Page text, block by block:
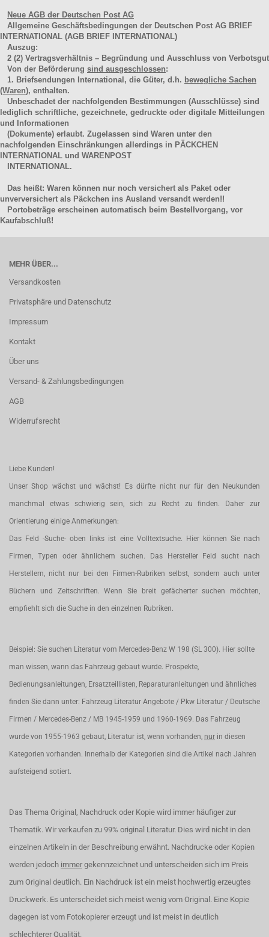
Neue AGB der Deutschen Post AG
Allgemeine Geschäftsbedingungen der Deutschen Post AG BRIEF
INTERNATIONAL (AGB BRIEF INTERNATIONAL)
Auszug:
2 (2) Vertragsverhältnis – Begründung und Ausschluss von Verbotsgut
Von der Beförderung sind ausgeschlossen:
1. Briefsendungen International, die Güter, d.h. bewegliche Sachen
(Waren), enthalten.
Unbeschadet der nachfolgenden Bestimmungen (Ausschlüsse) sind
lediglich schriftliche, gezeichnete, gedruckte oder digitale Mitteilungen
und Informationen
(Dokumente) erlaubt. Zugelassen sind Waren unter den
nachfolgenden Einschränkungen allerdings in PÄCKCHEN
INTERNATIONAL und WARENPOST
INTERNATIONAL.
Das heißt: Waren können nur noch versichert als Paket oder
unverversichert als Päckchen ins Ausland versandt werden!!
Portobeträge erscheinen automatisch beim Bestellvorgang, vor
Kaufabschluß!
MEHR ÜBER...
Versandkosten
Privatsphäre und Datenschutz
Impressum
Kontakt
Über uns
Versand- & Zahlungsbedingungen
AGB
Widerrufsrecht
Liebe Kunden!
Unser Shop wächst und wächst! Es dürfte nicht nur für den Neukunden
manchmal etwas schwierig sein, sich zu Recht zu finden. Daher zur
Orientierung einige Anmerkungen:
Das Feld -Suche- oben links ist eine Volltextsuche. Hier können Sie nach
Firmen, Typen oder ähnlichem suchen. Das Hersteller Feld sucht nach
Herstellern, nicht nur bei den Firmen-Rubriken selbst, sondern auch unter
Büchern und Zeitschriften. Wenn Sie breit gefächerter suchen möchten,
empfiehlt sich die Suche in den einzelnen Rubriken.
Beispiel: Sie suchen Literatur vom Mercedes-Benz W 198 (SL 300). Hier sollte
man wissen, wann das Fahrzeug gebaut wurde. Prospekte,
Bedienungsanleitungen, Ersatzteillisten, Reparaturanleitungen und ähnliches
finden Sie dann unter: Fahrzeug Literatur Angebote / Pkw Literatur / Deutsche
Firmen / Mercedes-Benz / MB 1945-1959 und 1960-1969. Das Fahrzeug
wurde von 1955-1963 gebaut, Literatur ist, wenn vorhanden, nur in diesen
Kategorien vorhanden. Innerhalb der Kategorien sind die Artikel nach Jahren
aufsteigend sotiert.
Das Thema Original, Nachdruck oder Kopie wird immer häufiger zur
Thematik. Wir verkaufen zu 99% original Literatur. Dies wird nicht in den
einzelnen Artikeln in der Beschreibung erwähnt. Nachdrucke oder Kopien
werden jedoch immer gekennzeichnet und unterscheiden sich im Preis
zum Original deutlich. Ein Nachdruck ist ein meist hochwertig erzeugtes
Druckwerk. Es unterscheidet sich meist wenig vom Original. Eine Kopie
dagegen ist vom Fotokopierer erzeugt und ist meist in deutlich
schlechterer Qualität.